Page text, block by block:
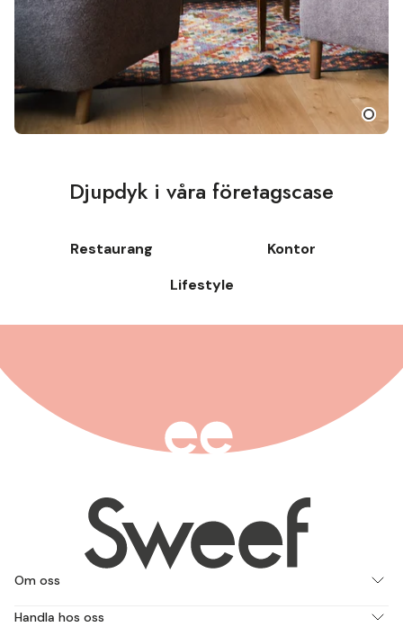
Djupdyk i våra företagscase
Restaurang
Kontor
Lifestyle
Om oss
Handla hos oss